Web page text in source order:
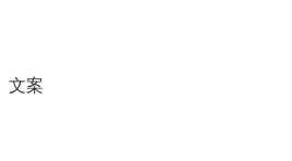
文案